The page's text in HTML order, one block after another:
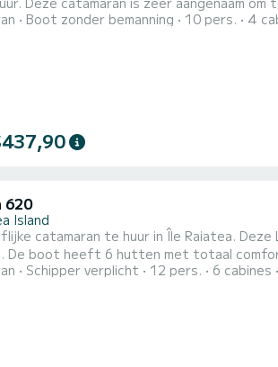
comfort en een capaciteit van 10
Boot zonder bemanning 10 pers. 4
620
Island
catamaran te huur in Île Raiatea.
zal het uw beste vriend zijn bij het
Schipper verplicht 12 pers. 6 cabines